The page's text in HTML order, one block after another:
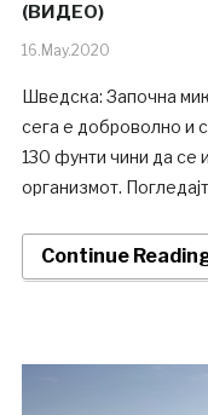
(ВИДЕО)
16.May.2020
Шведска: Започна
сега е доброволно и
130 фунти чини да се
организмот.
Continue